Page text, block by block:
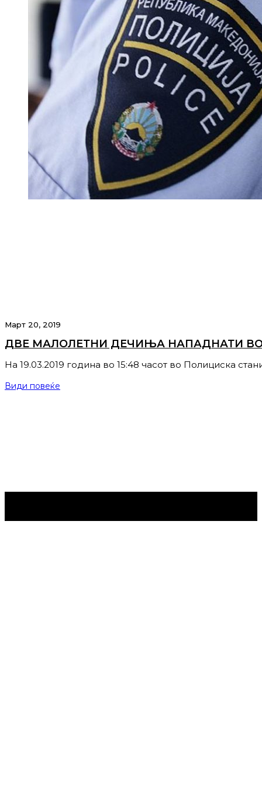
Март 20, 2019
ДВЕ МАЛОЛЕТНИ ДЕЧИЊА НАПАДНАТИ
На 19.03.2019 година во 15:48 часот во Полициска
Види повеќе